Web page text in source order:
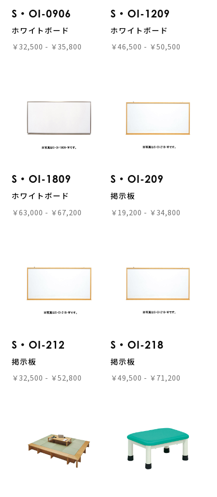
S・OI-0906
ホワイトボード
￥32,500 - ￥35,800
S・OI-1209
ホワイトボード
￥46,500 - ￥50,500
S・OI-1809
ホワイトボード
￥63,000 - ￥67,200
S・OI-209
掲示板
￥19,200 - ￥34,800
S・OI-212
掲示板
￥32,500 - ￥52,800
S・OI-218
掲示板
￥49,500 - ￥71,200